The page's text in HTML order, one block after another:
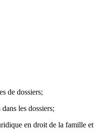
de dossiers;
les dossiers;
en droit de la famille et